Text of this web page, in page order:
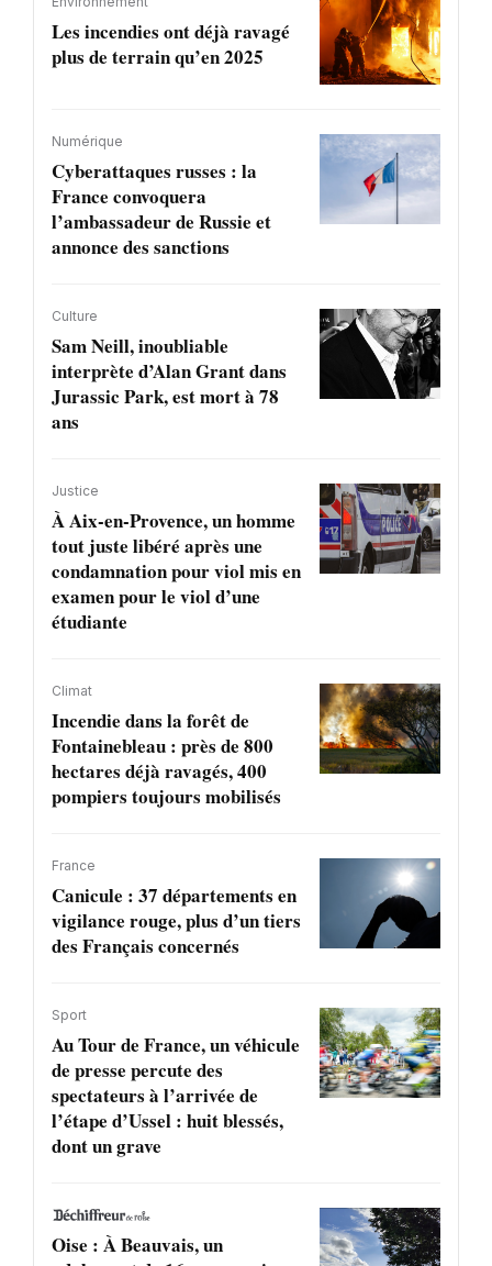
Les incendies ont déjà ravagé
plus de terrain qu’en 2025
Numérique
Cyberattaques russes : la
France convoquera
l’ambassadeur de Russie et
annonce des sanctions
Culture
Sam Neill, inoubliable
interprète d’Alan Grant dans
Jurassic Park, est mort à 78
ans
Justice
À Aix-en-Provence, un homme
tout juste libéré après une
condamnation pour viol mis en
examen pour le viol d’une
étudiante
Climat
Incendie dans la forêt de
Fontainebleau : près de 800
hectares déjà ravagés, 400
pompiers toujours mobilisés
France
Canicule : 37 départements en
vigilance rouge, plus d’un tiers
des Français concernés
Sport
Au Tour de France, un véhicule
de presse percute des
spectateurs à l’arrivée de
l’étape d’Ussel : huit blessés,
dont un grave
Oise : À Beauvais, un